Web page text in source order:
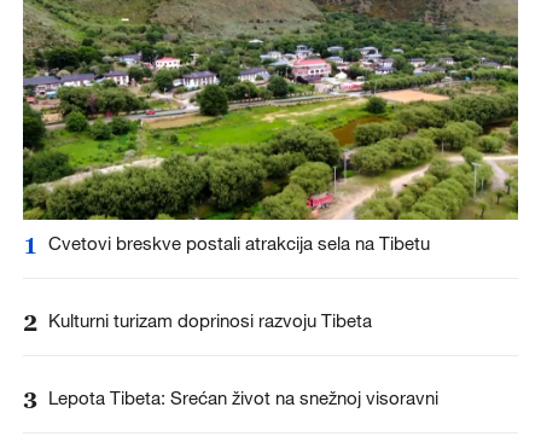
1 Cvetovi breskve postali atrakcija sela na Tibetu
2 Kulturni turizam doprinosi razvoju Tibeta
3 Lepota Tibeta: Srećan život na snežnoj visoravni